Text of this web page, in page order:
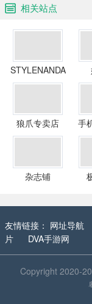
相关站点
STYLENANDA
中文官网
狼爪专卖店 手
杂志铺
友情链接： 网址导航
片
DVA手游网
Copyright 2020-